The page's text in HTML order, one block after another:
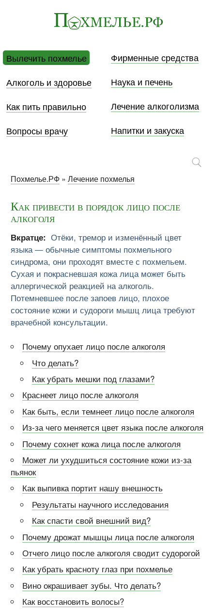
Вылечить похмелье
Фирменные средства
Алкоголь и здоровье
Наука и печень
Как пить правильно
Лечение алкоголизма
Вопросы врачу
Напитки и закуска
Похмелье.РФ » Лечение похмелья
Как привести в порядок лицо после
алкоголя
Вкратце: Отёки, тремор и изменённый цвет
языка — обычные симптомы похмельного
синдрома, они проходят вместе с похмельем.
Сухая и покрасневшая кожа лица может быть
аллергической реакцией на алкоголь.
Потемневшее после запоев лицо, плохое
состояние кожи и судороги мышц лица требуют
врачебной консультации.
Почему опухает лицо после алкоголя
Что делать?
Как убрать мешки под глазами?
Краснеет лицо после алкоголя
Как быть, если темнеет лицо после алкоголя
Из-за чего меняется цвет языка после алкоголя
Почему сохнет кожа лица после алкоголя
Может ли ухудшиться состояние кожи из-за
пьянок
Как выпивка портит нашу внешность
Результаты научного исследования
Как спасти свой внешний вид?
Почему дрожат мышцы лица после алкоголя
Отчего лицо после алкоголя сводит судорогой
Как убрать красноту глаз при похмелье
Вино окрашивает зубы. Что делать?
Как восстановить волосы?